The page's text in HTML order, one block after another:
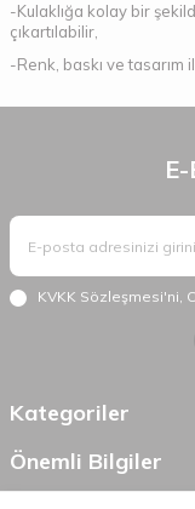
-Kulaklığa kolay bir
çıkartılabilir,
-Renk, baskı ve tasarım
KVKK Sözleşmesi'ni,
Kategoriler
Önemli Bilgiler